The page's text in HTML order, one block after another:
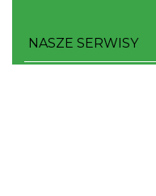
NASZE SERWISY